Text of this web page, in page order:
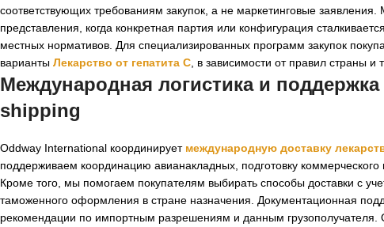
соответствующих требованиям закупок, а не маркетинговые
представления, когда конкретная партия или конфигурация
местных нормативов. Для специализированных программ закупок
варианты Лекарство от гепатита C , в зависимости от правил страны и
Международная логистика и
shipping
Oddway International координирует международную доставку
поддерживаем координацию авианакладных, подготовку
Кроме того, мы помогаем покупателям выбирать способы доставки с
таможенного оформления в стране назначения. Документационная
рекомендации по импортным разрешениям и данным